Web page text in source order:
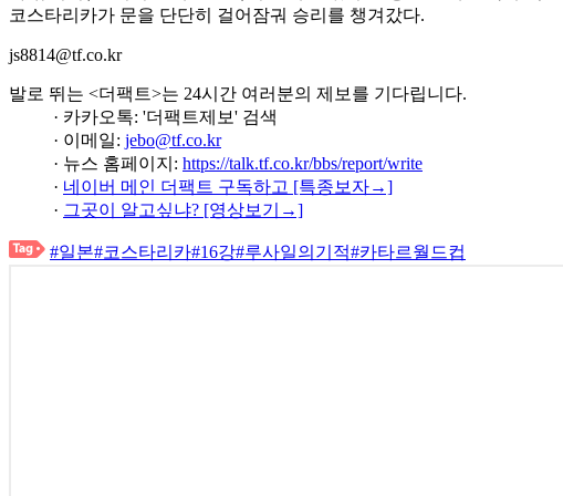
코스타리카가 문을 단단히 걸어잠궈 승리를 챙겨갔다.
js8814@tf.co.kr
발로 뛰는 <더팩트>는 24시간 여러분의 제보를 기다립니다.
· 카카오톡: '더팩트제보' 검색
· 이메일: jebo@tf.co.kr
· 뉴스 홈페이지: https://talk.tf.co.kr/bbs/report/write
· 네이버 메인 더팩트 구독하고 [특종보자→]
· 그곳이 알고싶냐? [영상보기→]
#일본#코스타리카#16강#루사일의기적#카타르월드컵